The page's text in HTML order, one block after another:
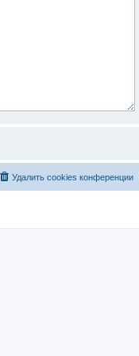
Удалить cookies конференции